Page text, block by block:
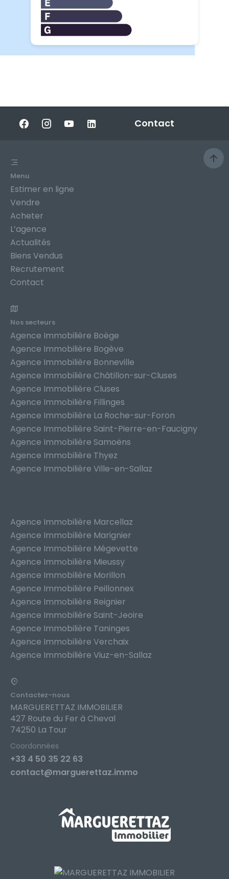
Contact
Menu
Estimer en ligne
Vendre
Acheter
L’agence
Actualités
Biens Vendus
Recrutement
Contact
Nos secteurs
Agence Immobilière Boëge
Agence Immobilière Bogève
Agence Immobilière Bonneville
Agence Immobilière Châtillon-sur-Cluses
Agence Immobilière Cluses
Agence Immobilière Fillinges
Agence Immobilière La Roche-sur-Foron
Agence Immobilière Saint-Pierre-en-Faucigny
Agence Immobilière Samoëns
Agence Immobilière Thyez
Agence Immobilière Ville-en-Sallaz
Agence Immobilière Marcellaz
Agence Immobilière Marignier
Agence Immobilière Mégevette
Agence Immobilière Mieussy
Agence Immobilière Morillon
Agence Immobilière Peillonnex
Agence Immobilière Reignier
Agence Immobilière Saint-Jeoire
Agence Immobilière Taninges
Agence Immobilière Verchaix
Agence Immobilière Viuz-en-Sallaz
Contactez-nous
MARGUERETTAZ IMMOBILIER
427 Route du Fer à Cheval
74250 La Tour
Coordonnées
+33 4 50 35 22 63
contact@marguerettaz.immo